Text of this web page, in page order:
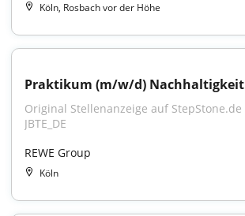
Köln, Rosbach vor der Höhe
Praktikum (m/w/d) Nachhaltigkeit
Original Stellenanzeige auf StepStone.de
JBTE_DE
REWE Group
Köln